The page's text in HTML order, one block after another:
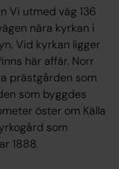
Vi utmed väg 136
nära kyrkan i
Vid kyrkan ligger
här affär. Norr
prästgården som
som byggdes
öster om Källa
som
1888.